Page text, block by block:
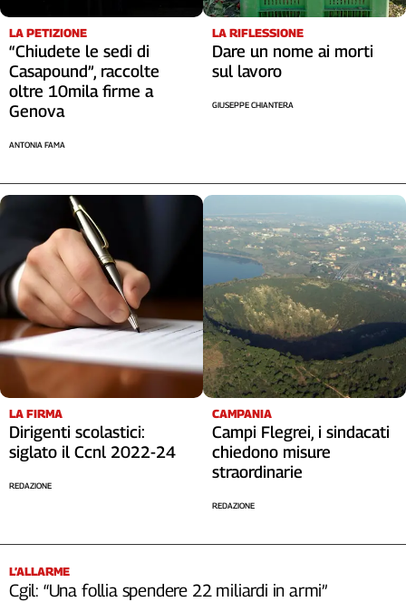
LA PETIZIONE
“Chiudete le sedi di
Casapound”, raccolte
oltre 10mila firme a
Genova
ANTONIA FAMA
LA RIFLESSIONE
Dare un nome ai morti
sul lavoro
GIUSEPPE CHIANTERA
LA FIRMA
Dirigenti scolastici:
siglato il Ccnl 2022-24
REDAZIONE
CAMPANIA
Campi Flegrei, i sindacati
chiedono misure
straordinarie
REDAZIONE
L’ALLARME
Cgil: “Una follia spendere 22 miliardi in armi”